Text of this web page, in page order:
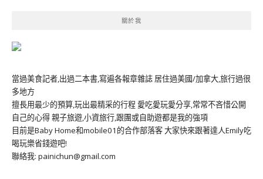
關於我
當過美食記者,出過二本書,寫遍各報章雜誌 居住過美國/加拿大,旅行過很
多地方
擅長用最少的預算,玩出最精采的行程 愛吃愛玩愛分享,常常不吝惜公開
自己的心得 親子旅遊,小資旅行,跟團或自助遊都是我的強項
目前是Baby Home和mobile01的合作部落客 大家快來跟著達人Emily吃
喝玩樂省錢遊吧!
聯絡我: painichun@gmail.com